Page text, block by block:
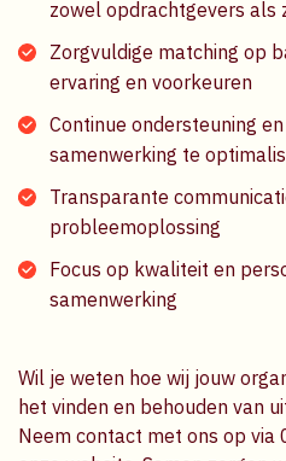
zowel opdrachtgevers als
Zorgvuldige matching op
ervaring en voorkeuren
Continue ondersteuning
samenwerking te
Transparante
probleemoplossing
Focus op kwaliteit en
samenwerking
Wil je weten hoe wij jouw
het vinden en behouden van
Neem contact met ons op